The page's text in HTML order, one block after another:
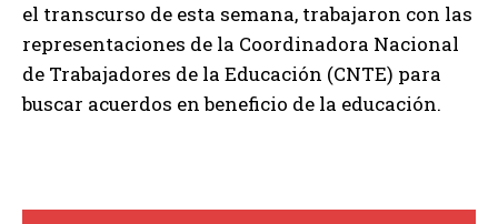
el transcurso de esta semana, trabajaron con las
representaciones de la Coordinadora Nacional
de Trabajadores de la Educación (CNTE) para
buscar acuerdos en beneficio de la educación.